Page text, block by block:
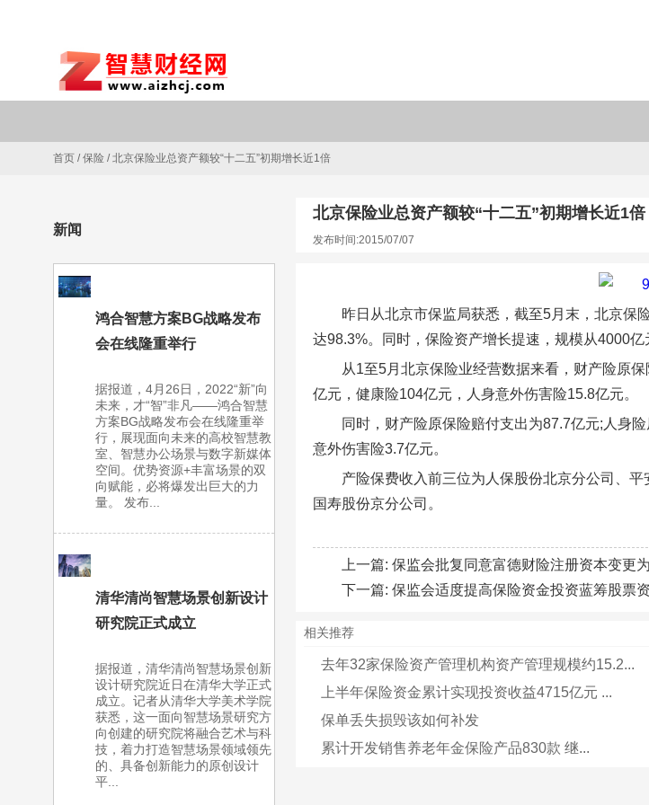
首页 /保险 /北京保险业总资产额较“十二五”初期增长近1倍
新闻
鸿合智慧方案BG战略发布
会在线隆重举行
据报道，4月26日，2022“新”向
未来，才“智”非凡——鸿合智慧
方案BG战略发布会在线隆重举
行，展现面向未来的高校智慧教
室、智慧办公场景与数字新媒体
空间。优势资源+丰富场景的双
向赋能，必将爆发出巨大的力
量。 发布...
清华清尚智慧场景创新设计
研究院正式成立
据报道，清华清尚智慧场景创新
设计研究院近日在清华大学正式
成立。记者从清华大学美术学院
获悉，这一面向智慧场景研究方
向创建的研究院将融合艺术与科
技，着力打造智慧场景领域领先
的、具备创新能力的原创设计
平...
北京保险业总资产额较“十二五”初期增长近1倍
发布时间:2015/07/07
昨日从北京市保监局获悉，截至5月末，北京保
达98.3%。同时，保险资产增长提速，规模从4000
从1至5月北京保险业经营数据来看，财产险原
亿元，健康险104亿元，人身意外伤害险15.8亿元。
同时，财产险原保险赔付支出为87.7亿元;人身
意外伤害险3.7亿元。
产险保费收入前三位为人保股份北京分公司、
国寿股份京分公司。
上一篇: 保监会批复同意富德财险注册资本变更
下一篇: 保监会适度提高保险资金投资蓝筹股票
相关推荐
去年32家保险资产管理机构资产管理规模约15.2...
上半年保险资金累计实现投资收益4715亿元 ...
保单丢失损毁该如何补发
累计开发销售养老年金保险产品830款 继...